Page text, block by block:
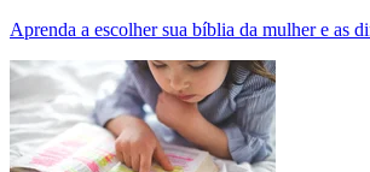
Aprenda a escolher sua bíblia da mulher e as